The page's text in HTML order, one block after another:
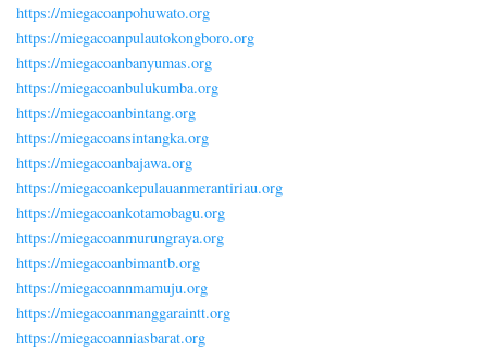
https://miegacoanpohuwato.org
https://miegacoanpulautokongboro.org
https://miegacoanbanyumas.org
https://miegacoanbulukumba.org
https://miegacoanbintang.org
https://miegacoansintangka.org
https://miegacoanbajawa.org
https://miegacoankepulauanmerantiriau.org
https://miegacoankotamobagu.org
https://miegacoanmurungraya.org
https://miegacoanbimantb.org
https://miegacoannmamuju.org
https://miegacoanmanggaraintt.org
https://miegacoanniasbarat.org